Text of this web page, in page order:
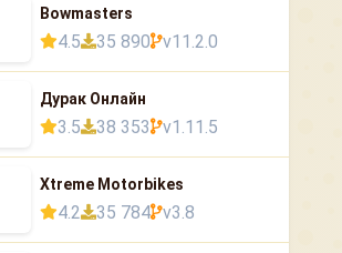
Bowmasters
4.5 35 890 v11.2.0
Дурак Онлайн
3.5 38 353 v1.11.5
Xtreme Motorbikes
4.2 35 784 v3.8